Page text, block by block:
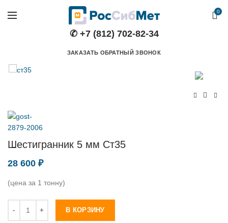
0
✆ +7 (812) 702-82-34
ЗАКАЗАТЬ ОБРАТНЫЙ ЗВОНОК
Шестигранник 5 мм Ст35
28 600 ₽
(цена за 1 тонну)
В КОРЗИНУ